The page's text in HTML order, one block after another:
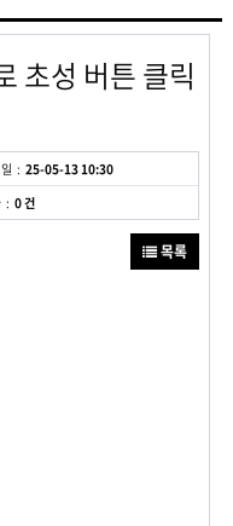
초성 버튼 클릭
25-05-13 10:30
0 건
목록